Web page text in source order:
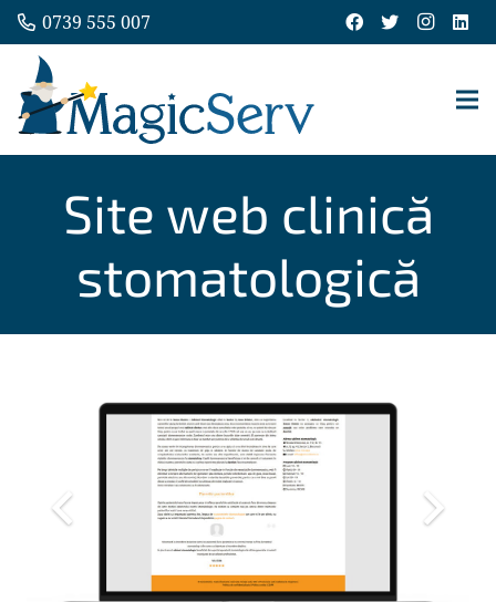
0739 555 007
Site web clinică
stomatologică